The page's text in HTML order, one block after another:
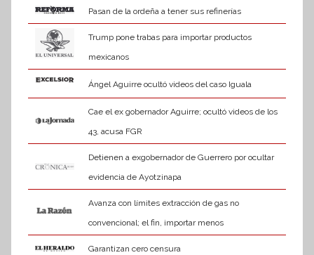
Pasan de la ordeña a tener sus refinerías
Trump pone trabas para importar productos
mexicanos
Ángel Aguirre ocultó videos del caso Iguala
Cae el ex gobernador Aguirre; ocultó videos de los
43, acusa FGR
Detienen a exgobernador de Guerrero por ocultar
evidencia de Ayotzinapa
Avanza con límites extracción de gas no
convencional; el fin, importar menos
Garantizan cero censura